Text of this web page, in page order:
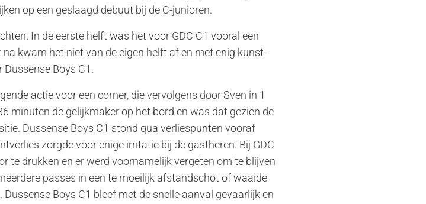
op een geslaagd debuut bij de C-junioren.
In de eerste helft was het voor GDC C1 vooral een
kwam het niet van de eigen helft af en met enig kunst-
Boys C1.
actie voor een corner, die vervolgens door Sven in 1
minuten de gelijkmaker op het bord en was dat gezien de
Dussense Boys C1 stond qua verliespunten vooraf
zorgde voor enige irritatie bij de gastheren. Bij GDC
te drukken en er werd voornamelijk vergeten om te blijven
passes in een te moeilijk afstandschot of waaide
Boys C1 bleef met de snelle aanval gevaarlijk en